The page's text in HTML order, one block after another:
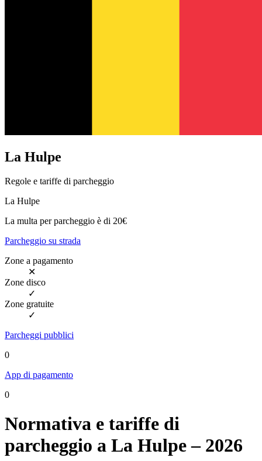
La Hulpe
Regole e tariffe di parcheggio
La Hulpe
La multa per parcheggio è di 20€
Parcheggio su strada
Zone a pagamento
✕
Zone disco
✓
Zone gratuite
✓
Parcheggi pubblici
0
App di pagamento
0
Normativa e tariffe di
parcheggio a La Hulpe – 2026